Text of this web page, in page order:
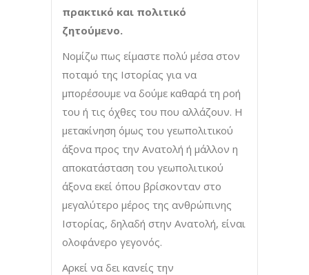
πρακτικό και πολιτικό
ζητούμενο.
Νομίζω πως είμαστε πολύ μέσα στον
ποταμό της Ιστορίας για να
μπορέσουμε να δούμε καθαρά τη ροή
του ή τις όχθες του που αλλάζουν. Η
μετακίνηση όμως του γεωπολιτικού
άξονα προς την Ανατολή ή μάλλον η
αποκατάσταση του γεωπολιτικού
άξονα εκεί όπου βρίσκονταν στο
μεγαλύτερο μέρος της ανθρώπινης
Ιστορίας, δηλαδή στην Ανατολή, είναι
ολοφάνερο γεγονός.
Αρκεί να δει κανείς την